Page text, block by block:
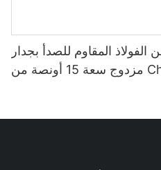
المقاوم للصدأ بجدار
مزدوج سعة 15 أونصة من China Selection Ineedu -